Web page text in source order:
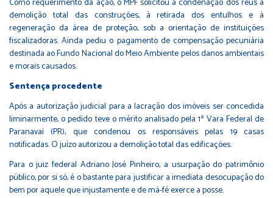
demolição total das construções, à retirada dos entulhos e à
regeneração da área de proteção, sob a orientação de instituições
fiscalizadoras. Ainda pediu o pagamento de compensação pecuniária
destinada ao Fundo Nacional do Meio Ambiente pelos danos ambientais
e morais causados.
Sentença procedente
Após a autorização judicial para a lacração dos imóveis ser concedida
liminarmente, o pedido teve o mérito analisado pela 1ª Vara Federal de
Paranavaí (PR), que condenou os responsáveis pelas 19 casas
notificadas. O juízo autorizou a demolição total das edificações.
Para o juiz federal Adriano José Pinheiro, a usurpação do patrimônio
público, por si só, é o bastante para justificar a imediata desocupação do
bem por aquele que injustamente e de má-fé exerce a posse.